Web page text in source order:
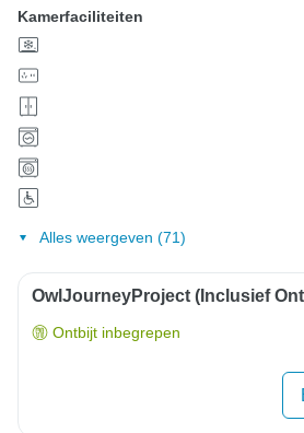
Kamerfaciliteiten
Alles weergeven (71)
OwlJourneyProject (inclusief
Ontbijt inbegrepen